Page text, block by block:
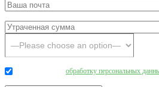
обработку персональных